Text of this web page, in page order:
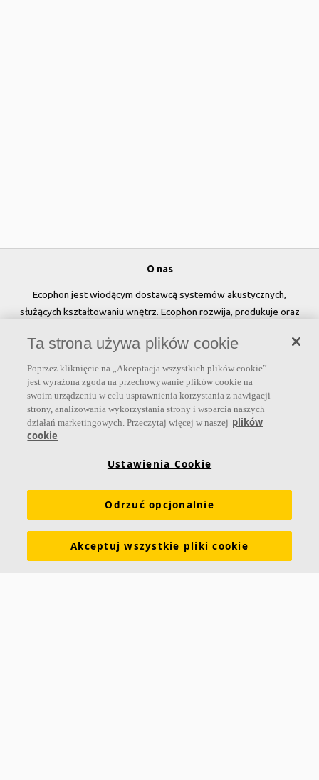
O nas
Ecophon jest wiodącym dostawcą systemów akustycznych,
służących kształtowaniu wnętrz. Ecophon rozwija, produkuje oraz
sufitowe, które przyczyniają się do tworzenia przyjaznego i
zdrowego klimatu w pomieszczeniach, poprawy jakości życia oraz
samopoczucia i wydajności użytkowników.
Dołącz do nas
Narzędzia i usługi Wymagania funkcjonalne
Kolory i powierzchnie Deklaracje właściwości użytkowych
Ta strona używa plików cookie
Poprzez kliknięcie na „Akceptacja wszystkich plików cookie”
jest wyrażona zgoda na przechowywanie plików cookie na
swoim urządzeniu w celu usprawnienia korzystania z nawigacji
strony, analizowania wykorzystania strony i wsparcia naszych
działań marketingowych. Przeczytaj więcej w naszej plików
cookie
Ustawienia Cookie
Odrzuć opcjonalnie
Akceptuj wszystkie pliki cookie